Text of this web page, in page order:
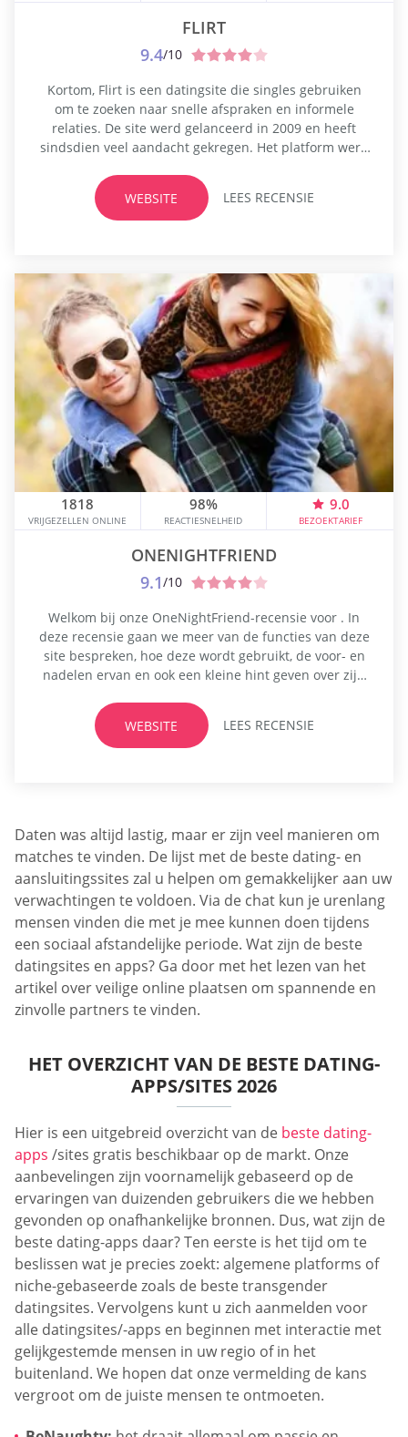
FLIRT
9.4/10
Kortom, Flirt is een datingsite die singles gebruiken
om te zoeken naar snelle afspraken en informele
relaties. De site werd gelanceerd in 2009 en heeft
sindsdien veel aandacht gekregen. Het platform werd
bekend als EasyDate. Sinds de overname heeft Flirt
meer dan een miljoen gebruikers uit alle hoeken van
de wereld. Vrouwen kunnen...
WEBSITE LEES RECENSIE
1818
VRIJGEZELLEN ONLINE
98%
REACTIESNELHEID
9.0
BEZOEKTARIEF
ONENIGHTFRIEND
9.1/10
Welkom bij onze OneNightFriend-recensie voor . In
deze recensie gaan we meer van de functies van deze
site bespreken, hoe deze wordt gebruikt, de voor- en
nadelen ervan en ook een kleine hint geven over zijn
te weten te komen. OneNightFriend is een online
datingwebsite, speciaal voor leden die op zoek zijn...
WEBSITE LEES RECENSIE
Daten was altijd lastig, maar er zijn veel manieren om
matches te vinden. De lijst met de beste dating- en
aansluitingssites zal u helpen om gemakkelijker aan uw
verwachtingen te voldoen. Via de chat kun je urenlang
mensen vinden die met je mee kunnen doen tijdens
een sociaal afstandelijke periode. Wat zijn de beste
datingsites en apps? Ga door met het lezen van het
artikel over veilige online plaatsen om spannende en
zinvolle partners te vinden.
HET OVERZICHT VAN DE BESTE DATING-
APPS/SITES 2026
Hier is een uitgebreid overzicht van de beste dating-
apps /sites gratis beschikbaar op de markt. Onze
aanbevelingen zijn voornamelijk gebaseerd op de
ervaringen van duizenden gebruikers die we hebben
gevonden op onafhankelijke bronnen. Dus, wat zijn de
beste dating-apps daar? Ten eerste is het tijd om te
beslissen wat je precies zoekt: algemene platforms of
niche-gebaseerde zoals de beste transgender
datingsites. Vervolgens kunt u zich aanmelden voor
alle datingsites/-apps en beginnen met interactie met
gelijkgestemde mensen in uw regio of in het
buitenland. We hopen dat onze vermelding de kans
vergroot om de juiste mensen te ontmoeten.